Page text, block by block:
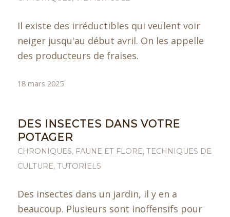
Il existe des irréductibles qui veulent voir
neiger jusqu'au début avril. On les appelle
des producteurs de fraises.
18 mars 2025
DES INSECTES DANS VOTRE
POTAGER
CHRONIQUES, FAUNE ET FLORE, TECHNIQUES DE
CULTURE, TUTORIELS
Des insectes dans un jardin, il y en a
beaucoup. Plusieurs sont inoffensifs pour